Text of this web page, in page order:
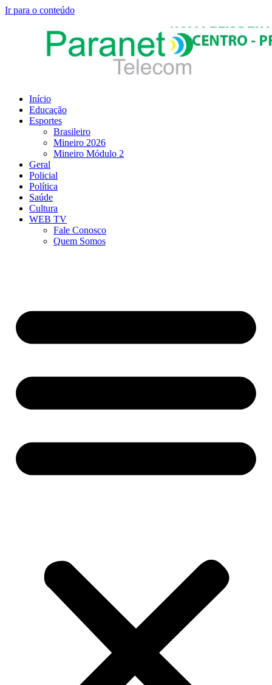
Ir para o conteúdo
Início
Educação
Esportes
Brasileiro
Mineiro 2026
Mineiro Módulo 2
Geral
Policial
Política
Saúde
Cultura
WEB TV
Fale Conosco
Quem Somos